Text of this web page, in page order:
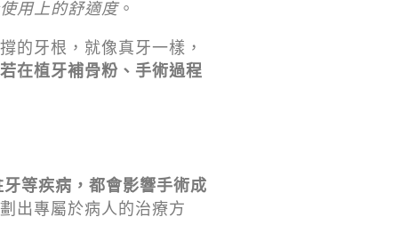
用上的舒適度。
的牙根，就像真牙一樣，
在植牙補骨粉、手術過程
等疾病，都會影響手術成
出專屬於病人的治療方